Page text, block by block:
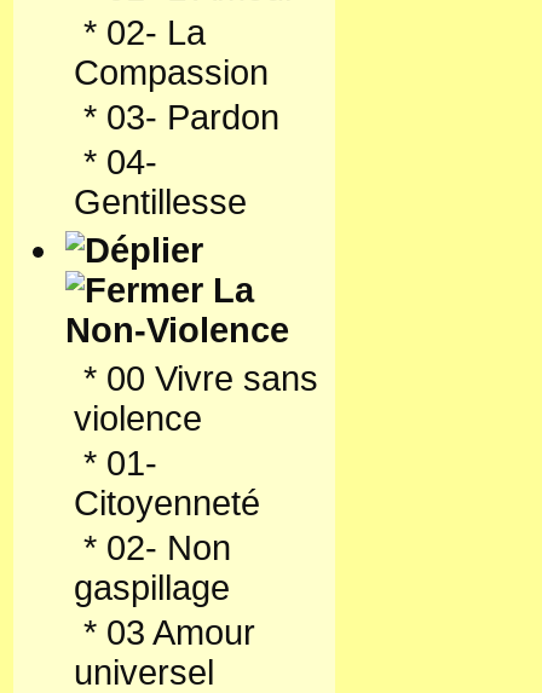
* 02- La
Compassion
* 03- Pardon
* 04-
Gentillesse
La
Non-Violence
* 00 Vivre sans
violence
* 01-
Citoyenneté
* 02- Non
gaspillage
* 03 Amour
universel